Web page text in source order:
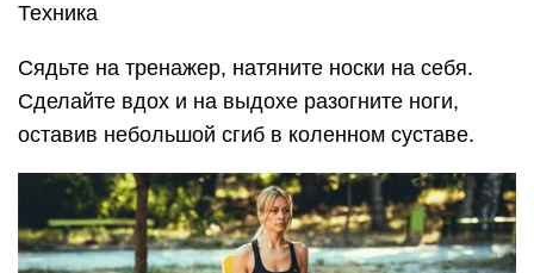
Техника
Сядьте на тренажер, натяните носки на себя.
Сделайте вдох и на выдохе разогните ноги,
оставив небольшой сгиб в коленном суставе.